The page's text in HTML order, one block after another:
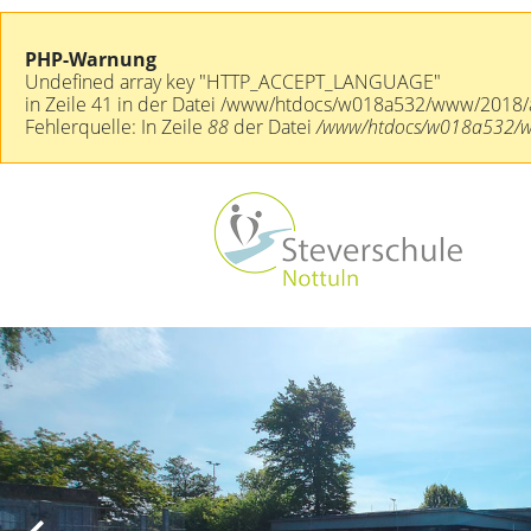
PHP-Warnung
Undefined array key "HTTP_ACCEPT_LANGUAGE"
in Zeile 41 in der Datei /www/htdocs/w018a532/www/
Fehlerquelle: In Zeile 88 der Datei/www/htdocs/w018a532/